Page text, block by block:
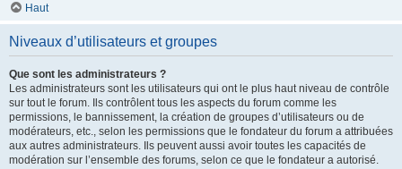
Haut
Niveaux d’utilisateurs et groupes
Que sont les administrateurs ?
Les administrateurs sont les utilisateurs qui ont le plus haut niveau de contrôle
sur tout le forum. Ils contrôlent tous les aspects du forum comme les
permissions, le bannissement, la création de groupes d’utilisateurs ou de
modérateurs, etc., selon les permissions que le fondateur du forum a attribuées
aux autres administrateurs. Ils peuvent aussi avoir toutes les capacités de
modération sur l’ensemble des forums, selon ce que le fondateur a autorisé.